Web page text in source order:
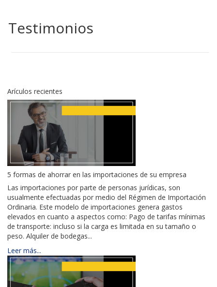
Testimonios
Arículos recientes
5 formas de ahorrar en las importaciones de su empresa
Las importaciones por parte de personas jurídicas, son
usualmente efectuadas por medio del Régimen de Importación
Ordinaria. Este modelo de importaciones genera gastos
elevados en cuanto a aspectos como: Pago de tarifas mínimas
de transporte: incluso si la carga es limitada en su tamaño o
peso. Alquiler de bodegas...
Leer más...